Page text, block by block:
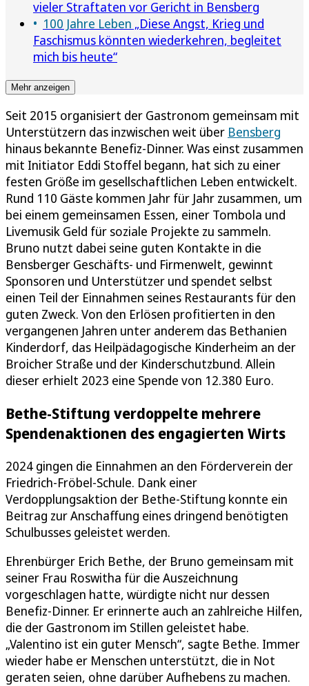
vieler Straftaten vor Gericht in Bensberg
100 Jahre Leben „Diese Angst, Krieg und
Faschismus könnten wiederkehren, begleitet
mich bis heute“
Mehr anzeigen
Seit 2015 organisiert der Gastronom gemeinsam mit
Unterstützern das inzwischen weit über Bensberg
hinaus bekannte Benefiz-Dinner. Was einst zusammen
mit Initiator Eddi Stoffel begann, hat sich zu einer
festen Größe im gesellschaftlichen Leben entwickelt.
Rund 110 Gäste kommen Jahr für Jahr zusammen, um
bei einem gemeinsamen Essen, einer Tombola und
Livemusik Geld für soziale Projekte zu sammeln.
Bruno nutzt dabei seine guten Kontakte in die
Bensberger Geschäfts- und Firmenwelt, gewinnt
Sponsoren und Unterstützer und spendet selbst
einen Teil der Einnahmen seines Restaurants für den
guten Zweck. Von den Erlösen profitierten in den
vergangenen Jahren unter anderem das Bethanien
Kinderdorf, das Heilpädagogische Kinderheim an der
Broicher Straße und der Kinderschutzbund. Allein
dieser erhielt 2023 eine Spende von 12.380 Euro.
Bethe-Stiftung verdoppelte mehrere
Spendenaktionen des engagierten Wirts
2024 gingen die Einnahmen an den Förderverein der
Friedrich-Fröbel-Schule. Dank einer
Verdopplungsaktion der Bethe-Stiftung konnte ein
Beitrag zur Anschaffung eines dringend benötigten
Schulbusses geleistet werden.
Ehrenbürger Erich Bethe, der Bruno gemeinsam mit
seiner Frau Roswitha für die Auszeichnung
vorgeschlagen hatte, würdigte nicht nur dessen
Benefiz-Dinner. Er erinnerte auch an zahlreiche Hilfen,
die der Gastronom im Stillen geleistet habe.
„Valentino ist ein guter Mensch“, sagte Bethe. Immer
wieder habe er Menschen unterstützt, die in Not
geraten seien, ohne darüber Aufhebens zu machen.